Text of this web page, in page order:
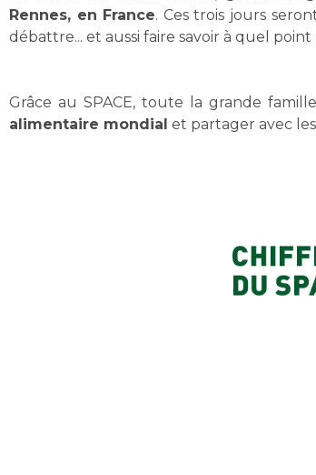
Rennes, en France. Ces trois jours
débattre... et aussi faire savoir à quel
Grâce au SPACE, toute la grande
alimentaire mondial et partager avec